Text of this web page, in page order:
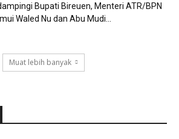
Bupati Bireuen, Menteri ATR/BPN
Waled Nu dan Abu Mudi...
Muat lebih banyak